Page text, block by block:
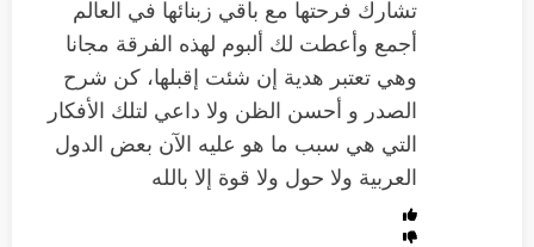
تشارك فرحتها مع باقي زبنائها في العالم
أجمع وأعطت لك ألبوم لهذه الفرقة مجانا
وهي تعتبر هدية إن شئت إقبلها، كن شرح
الصدر و أحسن الظن ولا داعي لتلك الأفكار
التي هي سبب ما هو عليه الآن بعض الدول
العربية ولا حول ولا قوة إلا بالله